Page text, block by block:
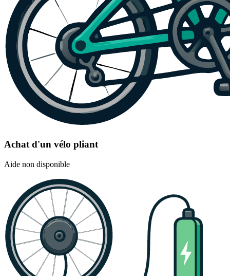
Achat d'un vélo pliant
Aide non disponible